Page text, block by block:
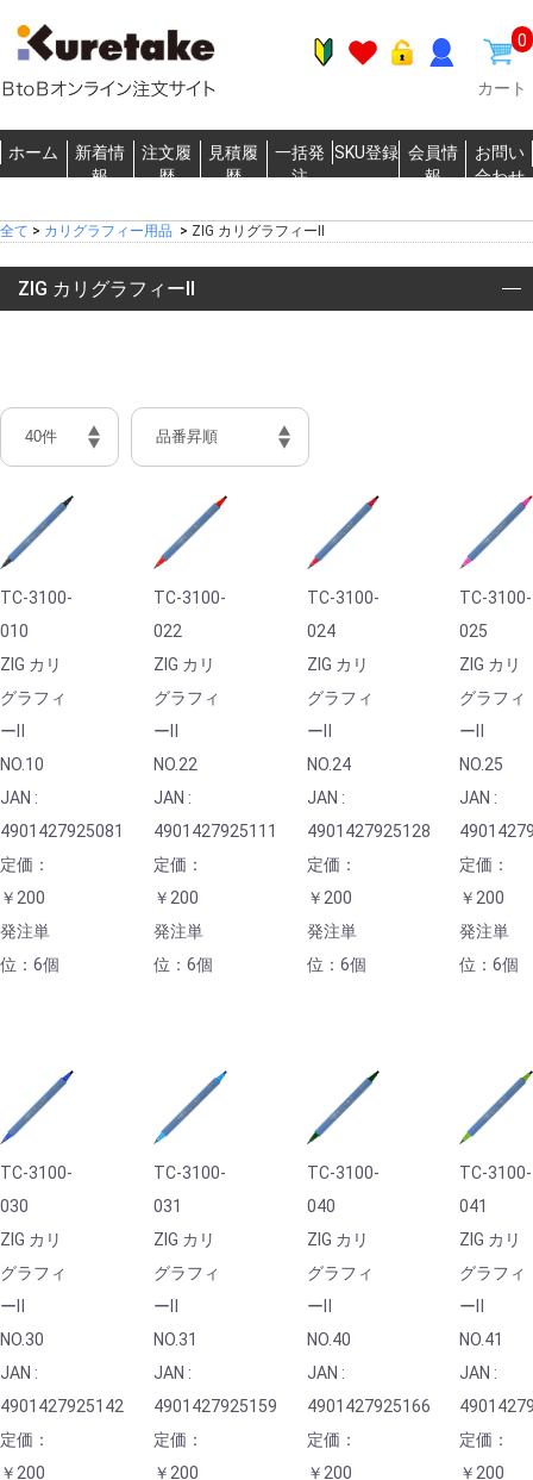
0
カート
ホーム
新着情
報
注文履
歴
見積履
歴
一括発
注
SKU登録 会員情
報
お問い
合わせ
全て > カリグラフィー用品 > ZIG カリグラフィーⅡ
ZIG カリグラフィーⅡ
TC-3100-
010
ZIG カリ
グラフィ
ーⅡ
NO.10
JAN :
4901427925081
定価：
￥200
発注単
位：6個
TC-3100-
022
ZIG カリ
グラフィ
ーⅡ
NO.22
JAN :
4901427925111
定価：
￥200
発注単
位：6個
TC-3100-
024
ZIG カリ
グラフィ
ーⅡ
NO.24
JAN :
4901427925128
定価：
￥200
発注単
位：6個
TC-3100-
025
ZIG カリ
グラフィ
ーⅡ
NO.25
JAN :
定価：
￥200
発注単
位：6個
TC-3100-
030
ZIG カリ
グラフィ
ーⅡ
NO.30
JAN :
4901427925142
定価：
￥200
TC-3100-
031
ZIG カリ
グラフィ
ーⅡ
NO.31
JAN :
4901427925159
定価：
￥200
TC-3100-
040
ZIG カリ
グラフィ
ーⅡ
NO.40
JAN :
4901427925166
定価：
￥200
TC-3100-
041
ZIG カリ
グラフィ
ーⅡ
NO.41
JAN :
定価：
￥200